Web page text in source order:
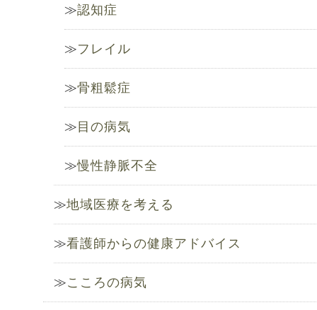
認知症
フレイル
骨粗鬆症
目の病気
慢性静脈不全
地域医療を考える
看護師からの健康アドバイス
こころの病気